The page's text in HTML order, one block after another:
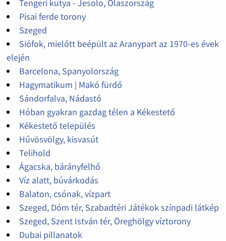
Tengeri kutya - Jesolo, Olaszország
Pisai ferde torony
Szeged
Siófok, mielőtt beépült az Aranypart az 1970-es évek
elején
Barcelona, Spanyolország
Hagymatikum | Makó fürdő
Sándorfalva, Nádastó
Hóban gyakran gazdag télen a Kékestető
Kékestető település
Hűvösvölgy, kisvasút
Telihold
Ágacska, bárányfelhő
Víz alatt, búvárkodás
Balaton, csónak, vízpart
Szeged, Dóm tér, Szabadtéri Játékok színpadi látkép
Szeged, Szent István tér, Öreghölgy víztorony
Dubai pillanatok